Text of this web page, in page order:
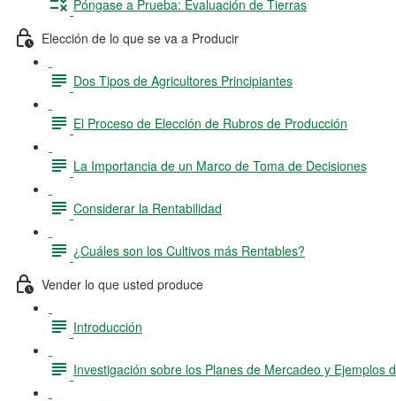
Póngase a Prueba: Evaluación de Tierras
Elección de lo que se va a Producir
Dos Tipos de Agricultores Principiantes
El Proceso de Elección de Rubros de Producción
La Importancia de un Marco de Toma de Decisiones
Considerar la Rentabilidad
¿Cuáles son los Cultivos más Rentables?
Vender lo que usted produce
Introducción
Investigación sobre los Planes de Mercadeo y Ejemplos